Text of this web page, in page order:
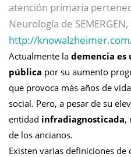
atención primaria
Neurología de
http://
Actualmente la demencia es
pública por su aumento
que provoca más años de
social. Pero, a pesar de su
entidad infradiagnosticada,
de los ancianos.
Existen varias definiciones de